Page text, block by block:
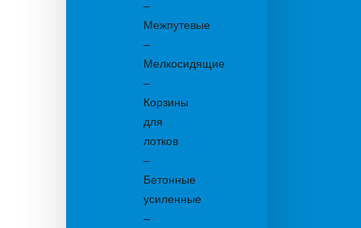
–
Межпутевые
–
Мелкосидящие
–
Корзины
для
лотков
–
Бетонные
усиленные
–